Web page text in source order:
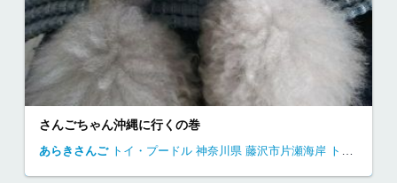
さんごちゃん沖縄に行くの巻
あらきさんご トイ・プードル 神奈川県 藤沢市片瀬海岸 トイプードル 江ノ島